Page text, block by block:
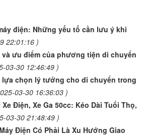
điện: Những yếu tố cần lưu ý khi
22:01:16 )
ưu điểm của phương tiện di chuyển
03-30 12:46:49 )
lựa chọn lý tưởng cho di chuyển trong
03-30 16:36:03 )
Điện, Xe Ga 50cc: Kéo Dài Tuổi Thọ,
03-30 21:48:49 )
Điện Có Phải Là Xu Hướng Giao